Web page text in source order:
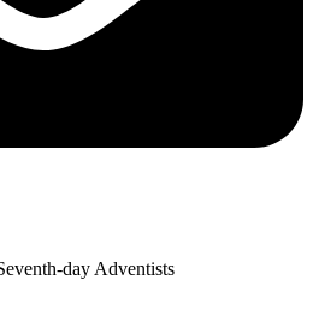
day Adventists